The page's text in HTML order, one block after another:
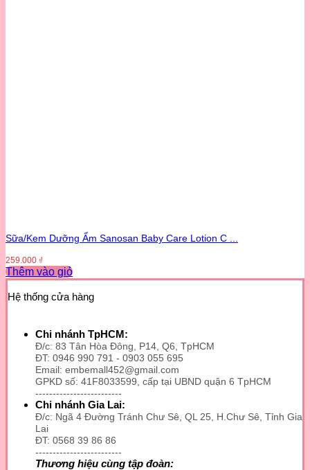
Sữa/Kem Dưỡng Ẩm Sanosan Baby Care Lotion C ...
259.000 ₫
Thêm vào giỏ
Sản
phẩm
nhiều
Hệ thống cửa hàng
Chi nhánh TpHCM:
Đ/c: 83 Tân Hòa Đông, P14, Q6, TpHCM
ĐT: 0946 990 791 - 0903 055 695
Email: embemall452@gmail.com
GPKD số: 41F8033599, cấp tại UBND quận 6 TpHCM
-------------------------
Chi nhánh Gia Lai:
Đ/c: Ngã 4 Đường Tránh Chư Sê, QL 25, H.Chư Sê, Tỉnh Gia
Lai
ĐT: 0568 39 86 86
-------------------------
Thương hiệu cùng tập đoàn: